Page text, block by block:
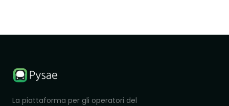
La piattaforma per gli operatori del